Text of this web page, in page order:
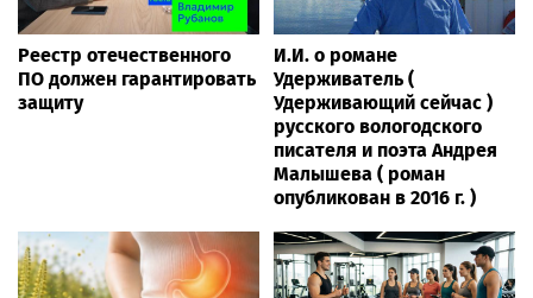
Реестр отечественного
ПО должен гарантировать
защиту
И.И. о романе
Удерживатель (
Удерживающий сейчас )
русского вологодского
писателя и поэта Андрея
Малышева ( роман
опубликован в 2016 г. )